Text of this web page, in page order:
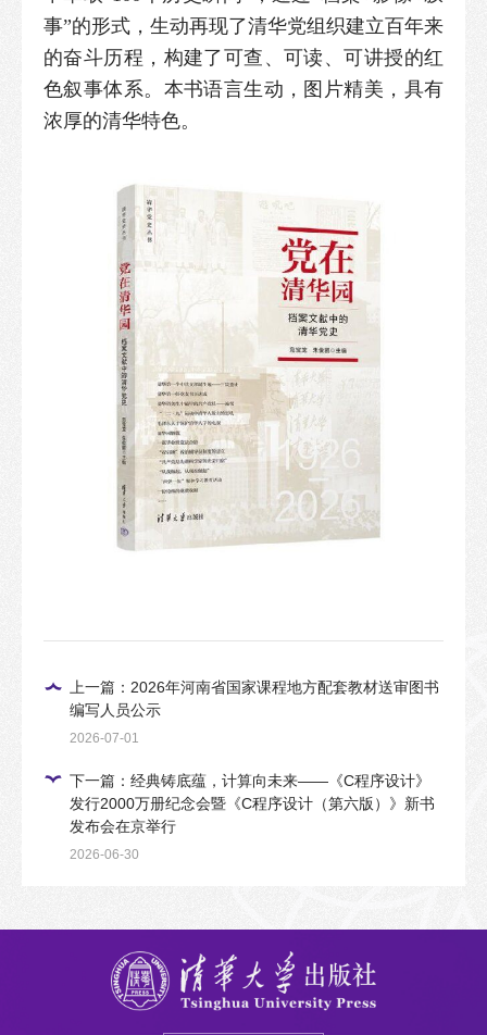
事”的形式，生动再现了清华党组织建立百年来
的奋斗历程，构建了可查、可读、可讲授的红
色叙事体系。本书语言生动，图片精美，具有
浓厚的清华特色。
上一篇：2026年河南省国家课程地方配套教材送审图书
编写人员公示
2026-07-01
下一篇：经典铸底蕴，计算向未来——《C程序设计》
发行2000万册纪念会暨《C程序设计（第六版）》新书
发布会在京举行
2026-06-30